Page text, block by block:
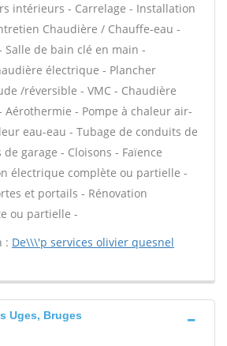
intérieurs - Carrelage - Installation
Chaudière / Chauffe-eau -
Salle de bain clé en main -
électrique - Plancher
/réversible - VMC - Chaudière
Aérothermie - Pompe à chaleur air-
eau-eau - Tubage de conduits de
garage - Cloisons - Faïence
électrique complète ou partielle -
et portails - Rénovation
ou partielle -
: De\\\'p services olivier quesnel
Uges, Bruges